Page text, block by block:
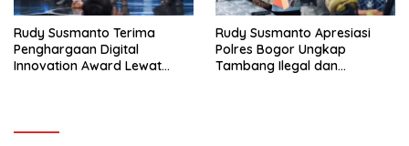
Rudy Susmanto Terima
Penghargaan Digital
Innovation Award Lewat
Rudy Susmanto Apresiasi
Polres Bogor Ungkap
Tambang Ilegal dan